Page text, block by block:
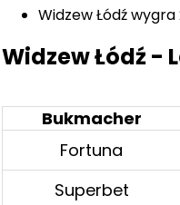
Widzew Łódź wygra
Widzew Łódź -
Bukmacher
Fortuna
Superbet